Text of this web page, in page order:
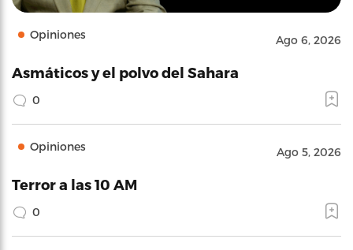
Opiniones Ago 6, 2026
Asmáticos y el polvo del Sahara
0
Opiniones Ago 5, 2026
Terror a las 10 AM
0